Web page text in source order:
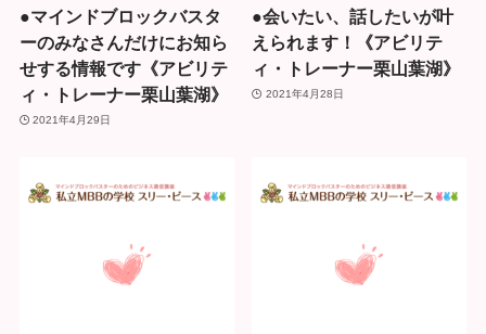
●マインドブロックバスタ
ーのみなさんだけにお知ら
せする情報です《アビリテ
ィ・トレーナー栗山葉湖》
2021年4月29日
●会いたい、話したいが叶
えられます！《アビリテ
ィ・トレーナー栗山葉湖》
2021年4月28日